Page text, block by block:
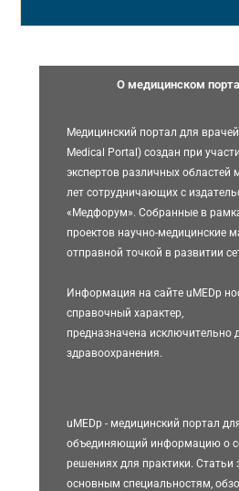
О медицинском
Медицинский портал для врачей
Medical Portal) создан при
экспертов различных областей
лет сотрудничающих с
«Медфорум». Собранные в
проектов научно-медицинские
отправной точкой в развитии
Информация на сайте uMEDp
справочный характер,
предназначена исключительно
здравоохранения.
uMEDp - медицинский портал
объединяющий информацию о
решениях для практики. Статьи
основным специальностям,